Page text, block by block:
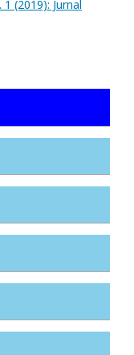
(2019): Jurnal